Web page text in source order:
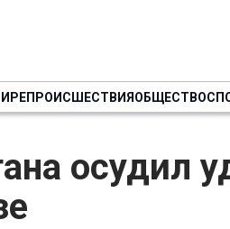
ПРОИСШЕСТВИЯОБЩЕСТВО
осудил